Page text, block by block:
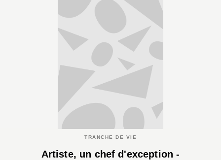
TRANCHE DE VIE
Artiste, un chef d'exception -